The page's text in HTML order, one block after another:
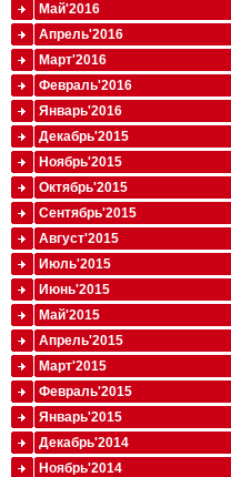
Май'2016
Апрель'2016
Март'2016
Февраль'2016
Январь'2016
Декабрь'2015
Ноябрь'2015
Октябрь'2015
Сентябрь'2015
Август'2015
Июль'2015
Июнь'2015
Май'2015
Апрель'2015
Март'2015
Февраль'2015
Январь'2015
Декабрь'2014
Ноябрь'2014